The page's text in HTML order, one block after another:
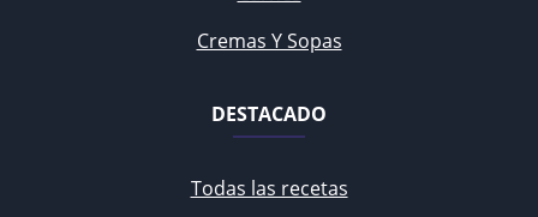
Cremas Y Sopas
DESTACADO
Todas las recetas